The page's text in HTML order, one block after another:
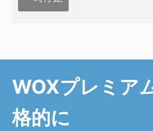
WOXプレミア
格的に